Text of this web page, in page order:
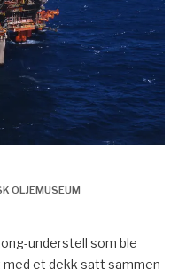
OLJEMUSEUM
understell som ble
et dekk satt sammen